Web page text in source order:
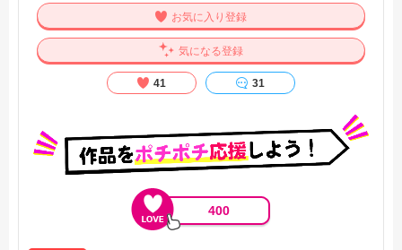
お気に入り登録
気になる登録
41 31
400